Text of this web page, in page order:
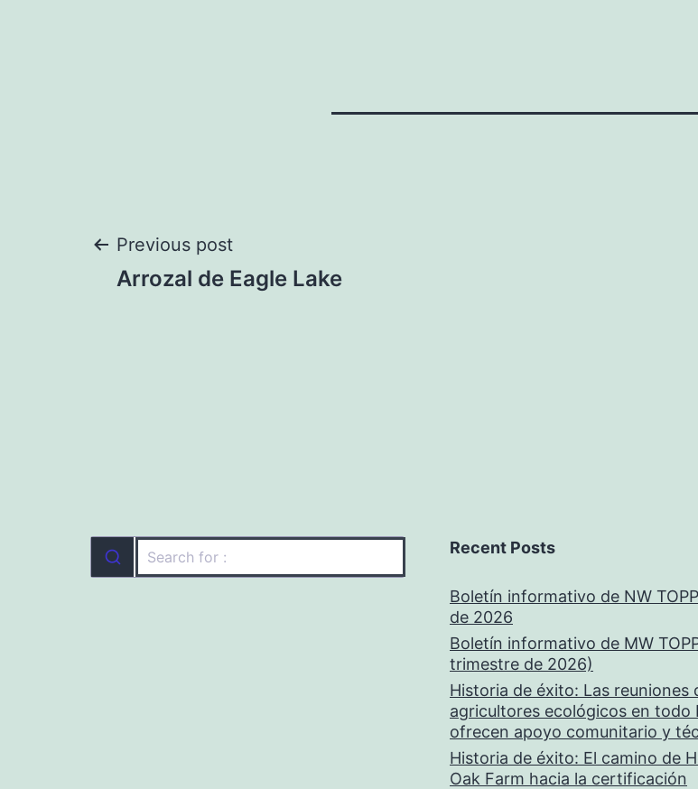
Navegación
Previous post
Arrozal de Eagle Lake
Recent Posts
Boletín informativo de NW
de 2026
Boletín informativo de MW
trimestre de 2026)
Historia de éxito: Las reuniones
agricultores ecológicos en todo
ofrecen apoyo comunitario y
Historia de éxito: El camino de
Oak Farm hacia la certificación